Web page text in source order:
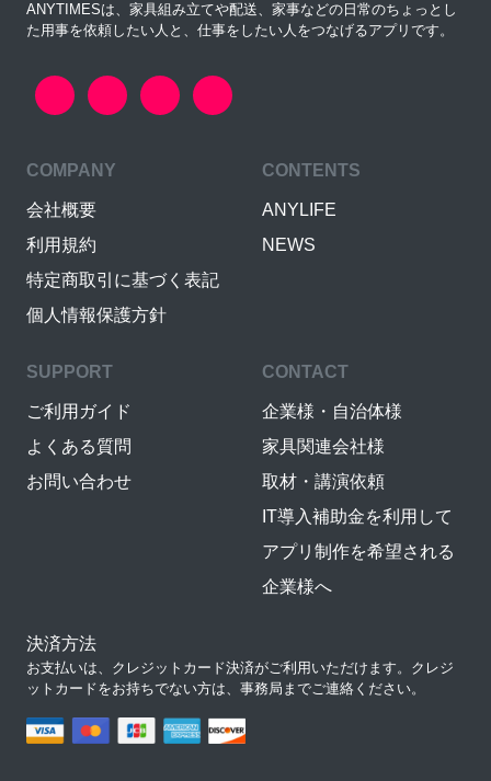
ANYTIMESは、家具組み立てや配送、家事などの日常のちょっとし
た用事を依頼したい人と、仕事をしたい人をつなげるアプリです。
COMPANY
会社概要
利用規約
特定商取引に基づく表記
個人情報保護方針
CONTENTS
ANYLIFE
NEWS
SUPPORT
ご利用ガイド
よくある質問
お問い合わせ
CONTACT
企業様・自治体様
家具関連会社様
取材・講演依頼
IT導入補助金を利用して
アプリ制作を希望される
企業様へ
決済方法
お支払いは、クレジットカード決済がご利用いただけます。クレジ
ットカードをお持ちでない方は、事務局までご連絡ください。